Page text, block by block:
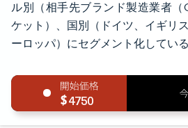
ル別（相手先ブランド製造業者（
ケット）、国別（ドイツ、イギリ
ーロッパ）にセグメント化している
4750